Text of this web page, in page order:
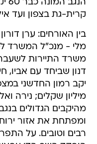
קרית-גת בצפון ועד
בין האורחים: ערן
מלי - מנכ"ל המשרד
משרד התיירות
דנון שביחד עם אביו,
מיליון שקלים; נירה
מהיקבים הגדולים
ומפתחת את אזור
רבים וטובים. על